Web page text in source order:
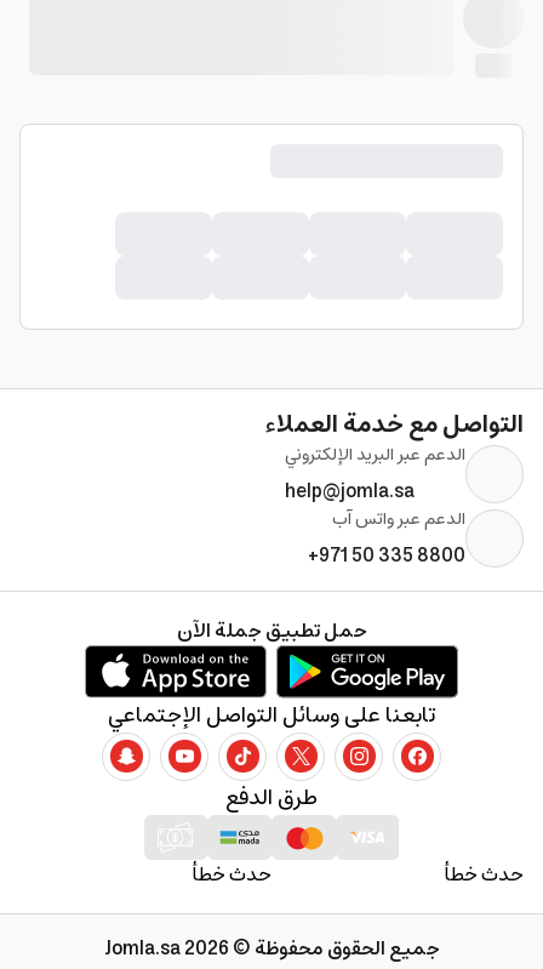
التواصل مع خدمة العملاء
الدعم عبر البريد الإلكتروني
help@jomla.sa
الدعم عبر واتس آب
+971 50 335 8800
حدث خطأ حدث خطأ
طرق الدفع
تابعنا على وسائل التواصل الإجتماعي
حمل تطبيق جملة الآن
جميع الحقوق محفوظة © 2026 Jomla.sa